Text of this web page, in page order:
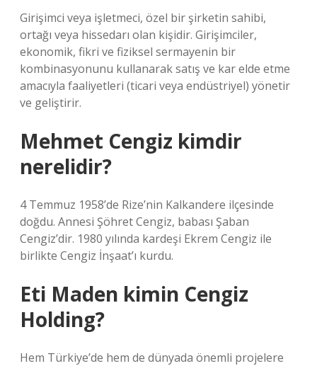
Girişimci veya işletmeci, özel bir şirketin sahibi,
ortağı veya hissedarı olan kişidir. Girişimciler,
ekonomik, fikri ve fiziksel sermayenin bir
kombinasyonunu kullanarak satış ve kar elde etme
amacıyla faaliyetleri (ticari veya endüstriyel) yönetir
ve geliştirir.
Mehmet Cengiz kimdir
nerelidir?
4 Temmuz 1958’de Rize’nin Kalkandere ilçesinde
doğdu. Annesi Şöhret Cengiz, babası Şaban
Cengiz’dir. 1980 yılında kardeşi Ekrem Cengiz ile
birlikte Cengiz İnşaat’ı kurdu.
Eti Maden kimin Cengiz
Holding?
Hem Türkiye’de hem de dünyada önemli projelere